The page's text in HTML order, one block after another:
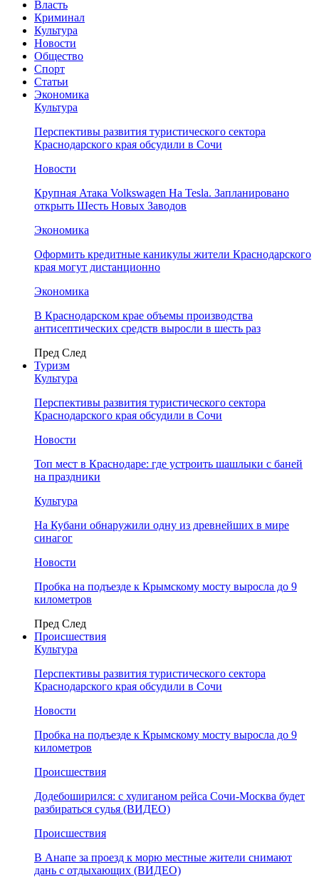
Власть
Криминал
Культура
Новости
Общество
Спорт
Статьи
Экономика
Культура
Перспективы развития туристического сектора
Краснодарского края обсудили в Сочи
Новости
Крупная Атака Volkswagen На Tesla. Запланировано
открыть Шесть Новых Заводов
Экономика
Оформить кредитные каникулы жители Краснодарского
края могут дистанционно
Экономика
В Краснодарском крае объемы производства
антисептических средств выросли в шесть раз
Пред След
Туризм
Культура
Перспективы развития туристического сектора
Краснодарского края обсудили в Сочи
Новости
Топ мест в Краснодаре: где устроить шашлыки с баней
на праздники
Культура
На Кубани обнаружили одну из древнейших в мире
синагог
Новости
Пробка на подъезде к Крымскому мосту выросла до 9
километров
Пред След
Происшествия
Культура
Перспективы развития туристического сектора
Краснодарского края обсудили в Сочи
Новости
Пробка на подъезде к Крымскому мосту выросла до 9
километров
Происшествия
Додебоширился: с хулиганом рейса Сочи-Москва будет
разбираться судья (ВИДЕО)
Происшествия
В Анапе за проезд к морю местные жители снимают
дань с отдыхающих (ВИДЕО)